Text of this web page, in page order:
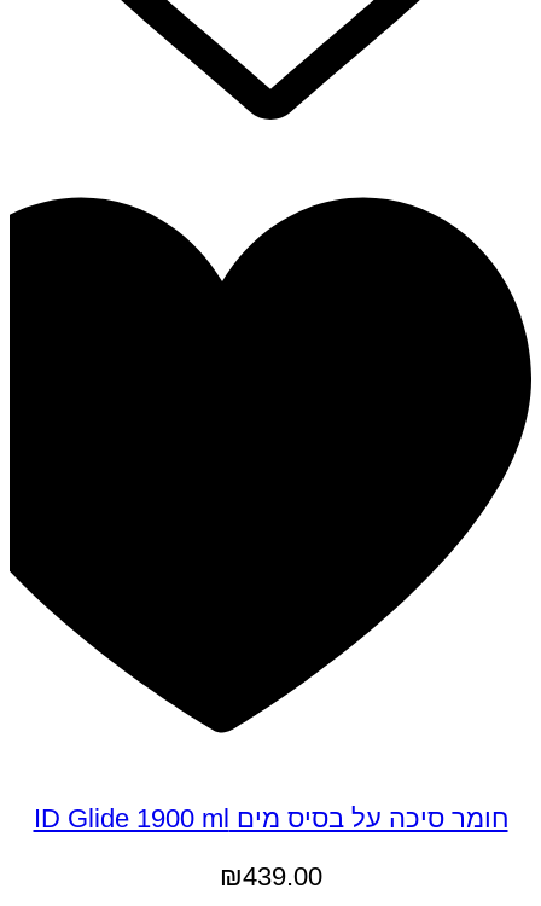
חומר סיכה על בסיס מים ID Glide 1900 ml
₪439.00